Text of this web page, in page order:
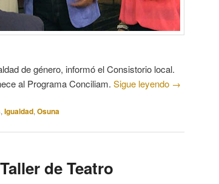
de género, informó el Consistorio local.
al Programa Conciliam. Sigue leyendo →
, Igualdad, Osuna
de Teatro